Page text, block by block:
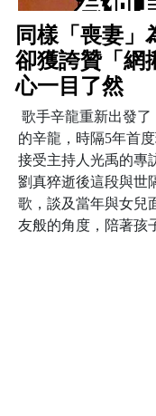
同樣「喪妻」
卻獲誇贊「網
心一目了然
歌手辛龍重新出發
的辛龍，時隔5年首
接受主持人光禹的專
劉真猝逝後這段與世
歌，談及當年與女兒
友般的角度，陪著孩